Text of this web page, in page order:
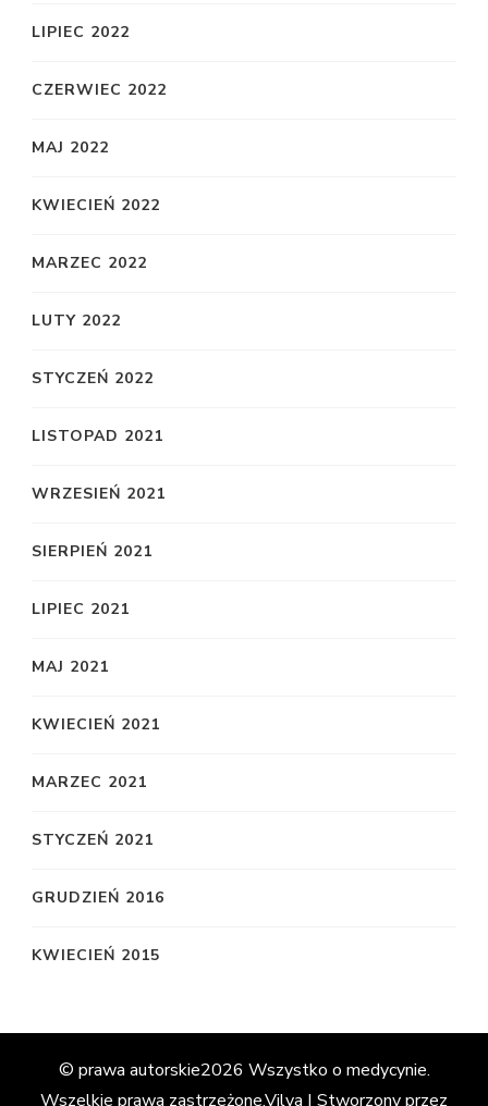
LIPIEC 2022
CZERWIEC 2022
MAJ 2022
KWIECIEŃ 2022
MARZEC 2022
LUTY 2022
STYCZEŃ 2022
LISTOPAD 2021
WRZESIEŃ 2021
SIERPIEŃ 2021
LIPIEC 2021
MAJ 2021
KWIECIEŃ 2021
MARZEC 2021
STYCZEŃ 2021
GRUDZIEŃ 2016
KWIECIEŃ 2015
© prawa autorskie2026 Wszystko o medycynie.
Wszelkie prawa zastrzeżone.Vilva | Stworzony przez